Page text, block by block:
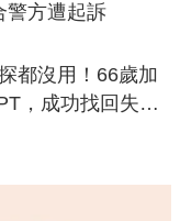
警方遭起訴
都沒用！66歲加
，成功找回失散